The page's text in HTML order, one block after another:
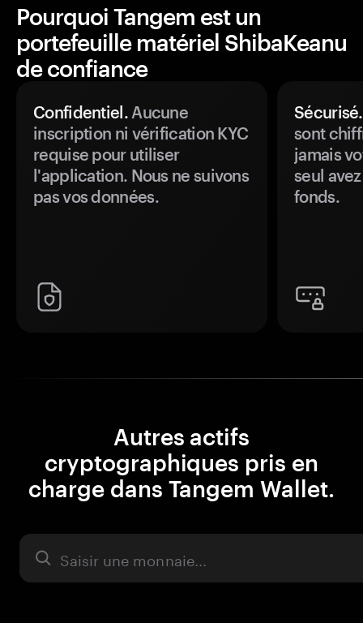
Pourquoi Tangem est un
portefeuille matériel ShibaKeanu
de confiance
Confidentiel.Aucune
inscription ni vérification KYC
requise pour utiliser
l'application. Nous ne suivons
pas vos données.
Sécurisé.
sont
jamais
seul
fonds.
Autres actifs
cryptographiques pris en
charge dans Tangem Wallet.
Actifs